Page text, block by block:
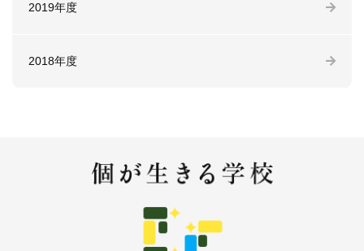
2019年度
2018年度